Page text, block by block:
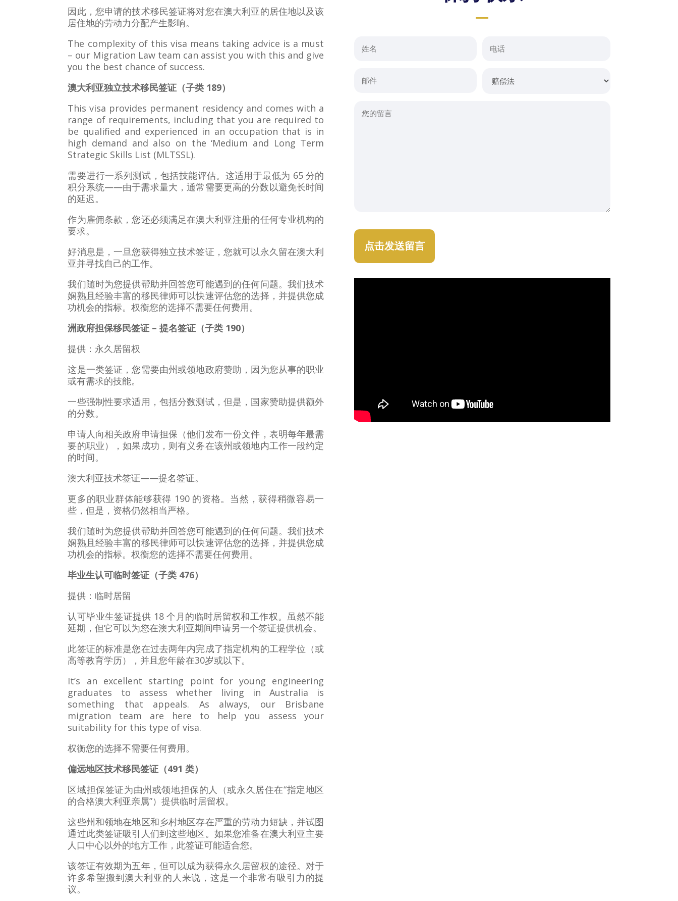
因此，您申请的技术移民签证将对您在澳大利亚的居住地以及该
居住地的劳动力分配产生影响。
The complexity of this visa means taking advice is a must
– our Migration Law team can assist you with this and give
you the best chance of success.
澳大利亚独立技术移民签证（子类 189）
This visa provides permanent residency and comes with a
range of requirements, including that you are required to
be qualified and experienced in an occupation that is in
high demand and also on the ‘Medium and Long Term
Strategic Skills List (MLTSSL).
需要进行一系列测试，包括技能评估。这适用于最低为 65 分的
积分系统——由于需求量大，通常需要更高的分数以避免长时间
的延迟。
作为雇佣条款，您还必须满足在澳大利亚注册的任何专业机构的
要求。
好消息是，一旦您获得独立技术签证，您就可以永久留在澳大利
亚并寻找自己的工作。
我们随时为您提供帮助并回答您可能遇到的任何问题。我们技术
娴熟且经验丰富的移民律师可以快速评估您的选择，并提供您成
功机会的指标。权衡您的选择不需要任何费用。
洲政府担保移民签证 – 提名签证（子类 190）
提供：永久居留权
这是一类签证，您需要由州或领地政府赞助，因为您从事的职业
或有需求的技能。
一些强制性要求适用，包括分数测试，但是，国家赞助提供额外
的分数。
申请人向相关政府申请担保（他们发布一份文件，表明每年最需
要的职业），如果成功，则有义务在该州或领地内工作一段约定
的时间。
澳大利亚技术签证——提名签证。
更多的职业群体能够获得 190 的资格。当然，获得稍微容易一
些，但是，资格仍然相当严格。
我们随时为您提供帮助并回答您可能遇到的任何问题。我们技术
娴熟且经验丰富的移民律师可以快速评估您的选择，并提供您成
功机会的指标。权衡您的选择不需要任何费用。
毕业生认可临时签证（子类 476）
提供：临时居留
认可毕业生签证提供 18 个月的临时居留权和工作权。虽然不能
延期，但它可以为您在澳大利亚期间申请另一个签证提供机会。
此签证的标准是您在过去两年内完成了指定机构的工程学位（或
高等教育学历），并且您年龄在30岁或以下。
It’s an excellent starting point for young engineering
graduates to assess whether living in Australia is
something that appeals. As always, our Brisbane
migration team are here to help you assess your
suitability for this type of visa.
权衡您的选择不需要任何费用。
偏远地区技术移民签证（491 类）
区域担保签证为由州或领地担保的人（或永久居住在“指定地区
的合格澳大利亚亲属”）提供临时居留权。
这些州和领地在地区和乡村地区存在严重的劳动力短缺，并试图
通过此类签证吸引人们到这些地区。如果您准备在澳大利亚主要
人口中心以外的地方工作，此签证可能适合您。
该签证有效期为五年，但可以成为获得永久居留权的途径。对于
许多希望搬到澳大利亚的人来说，这是一个非常有吸引力的提
议。